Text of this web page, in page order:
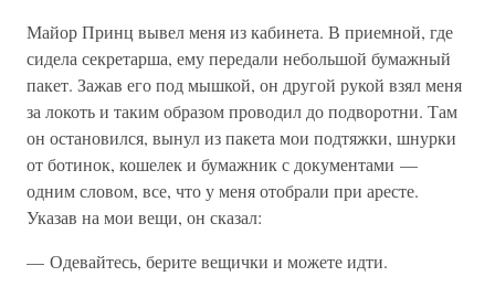
Майор Принц вывел меня из кабинета. В приемной, где
сидела секретарша, ему передали небольшой бумажный
пакет. Зажав его под мышкой, он другой рукой взял меня
за локоть и таким образом проводил до подворотни. Там
он остановился, вынул из пакета мои подтяжки, шнурки
от ботинок, кошелек и бумажник с документами —
одним словом, все, что у меня отобрали при аресте.
Указав на мои вещи, он сказал:
— Одевайтесь, берите вещички и можете идти.